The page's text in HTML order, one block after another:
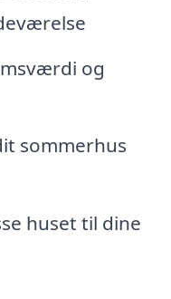
og
sommerhus
huset til dine